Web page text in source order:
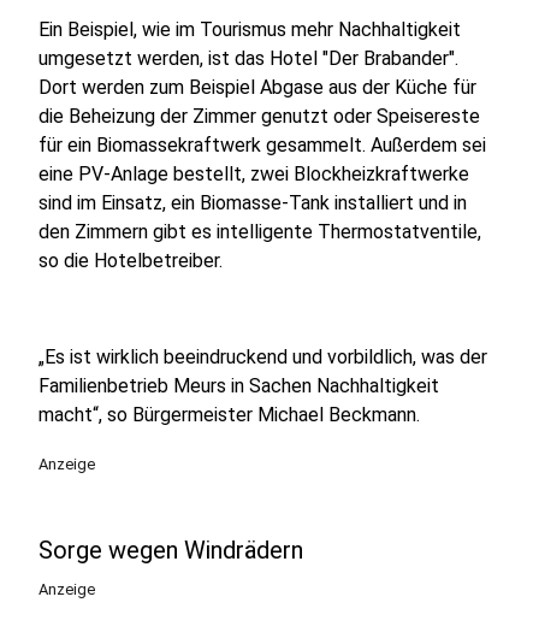
Ein Beispiel, wie im Tourismus mehr Nachhaltigkeit
umgesetzt werden, ist das Hotel "Der Brabander".
Dort werden zum Beispiel Abgase aus der Küche für
die Beheizung der Zimmer genutzt oder Speisereste
für ein Biomassekraftwerk gesammelt. Außerdem sei
eine PV-Anlage bestellt, zwei Blockheizkraftwerke
sind im Einsatz, ein Biomasse-Tank installiert und in
den Zimmern gibt es intelligente Thermostatventile,
so die Hotelbetreiber.
„Es ist wirklich beeindruckend und vorbildlich, was der
Familienbetrieb Meurs in Sachen Nachhaltigkeit
macht“, so Bürgermeister Michael Beckmann.
Anzeige
Sorge wegen Windrädern
Anzeige